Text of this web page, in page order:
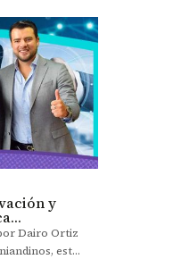
y
Dairo Ortiz
está